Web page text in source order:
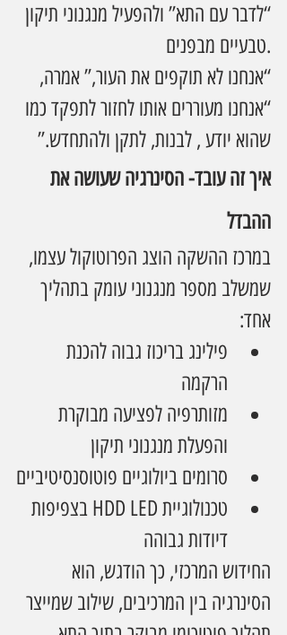
“לדבר עם התא” ולהפעיל מנגנוני תיקון
טבעיים מבפנים.
“אנחנו לא תוקפים את העור,” אמרה,
“אנחנו מעוררים אותו לחזור לתפקד כמו
שהוא יודע , לבנות, לתקן ולהתחדש.”
איך זה עובד- הסינרגיה שעושה את
ההבדל
במרכז ההשקה הוצג הפרוטוקול עצמו,
שמשלב מספר מנגנוני עומק בתהליך
אחד:
פילינג בריכוז גבוה להכנת
הרקמה
מזותרפיה לפציעה מבוקרת
והפעלת מנגנוני תיקון
סרומים ביולוגיים פוטוסנסיטיביים
טכנולוגיית HDD LED בצפיפות
דיודות גבוהה
החידוש המרכזי, כך הודגש, הוא
הסינרגיה בין המרכיבים, שילוב שמייצר